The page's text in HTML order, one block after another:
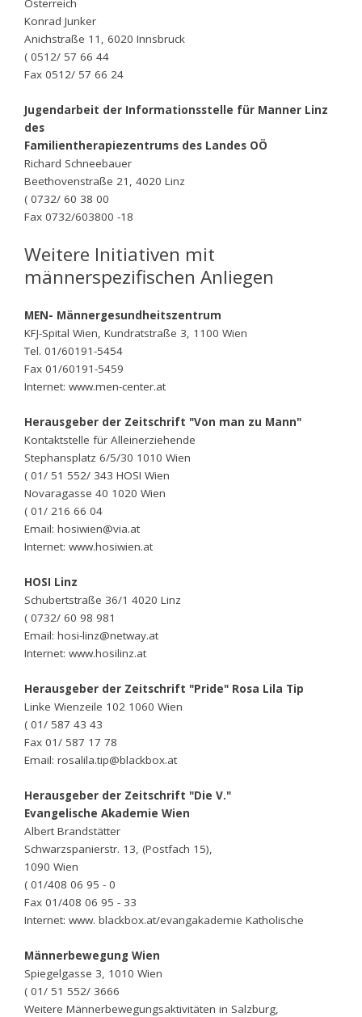
Österreich
Konrad Junker
Anichstraße 11, 6020 Innsbruck
( 0512/ 57 66 44
Fax 0512/ 57 66 24
Jugendarbeit der Informationsstelle für Manner Linz
des
Familientherapiezentrums des Landes OÖ
Richard Schneebauer
Beethovenstraße 21, 4020 Linz
( 0732/ 60 38 00
Fax 0732/603800 -18
Weitere Initiativen mit
männerspezifischen Anliegen
MEN- Männergesundheitszentrum
KFJ-Spital Wien, Kundratstraße 3, 1100 Wien
Tel. 01/60191-5454
Fax 01/60191-5459
Internet: www.men-center.at
Herausgeber der Zeitschrift "Von man zu Mann"
Kontaktstelle für Alleinerziehende
Stephansplatz 6/5/30 1010 Wien
( 01/ 51 552/ 343 HOSI Wien
Novaragasse 40 1020 Wien
( 01/ 216 66 04
Email: hosiwien@via.at
Internet: www.hosiwien.at
HOSI Linz
Schubertstraße 36/1 4020 Linz
( 0732/ 60 98 981
Email: hosi-linz@netway.at
Internet: www.hosilinz.at
Herausgeber der Zeitschrift "Pride" Rosa Lila Tip
Linke Wienzeile 102 1060 Wien
( 01/ 587 43 43
Fax 01/ 587 17 78
Email: rosalila.tip@blackbox.at
Herausgeber der Zeitschrift "Die V."
Evangelische Akademie Wien
Albert Brandstätter
Schwarzspanierstr. 13, (Postfach 15),
1090 Wien
( 01/408 06 95 - 0
Fax 01/408 06 95 - 33
Internet: www. blackbox.at/evangakademie Katholische
Männerbewegung Wien
Spiegelgasse 3, 1010 Wien
( 01/ 51 552/ 3666
Weitere Männerbewegungsaktivitäten in Salzburg,